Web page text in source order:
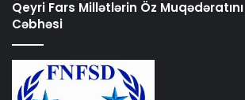
Qeyri Fars Millətlərin Öz
Cəbhəsi